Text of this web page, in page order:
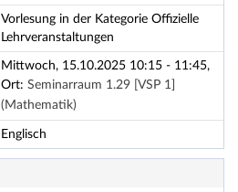
Vorlesung in der Kategorie Offizielle
Lehrveranstaltungen
Mittwoch, 15.10.2025 10:15 - 11:45,
Ort: Seminarraum 1.29 [VSP 1]
(Mathematik)
Englisch